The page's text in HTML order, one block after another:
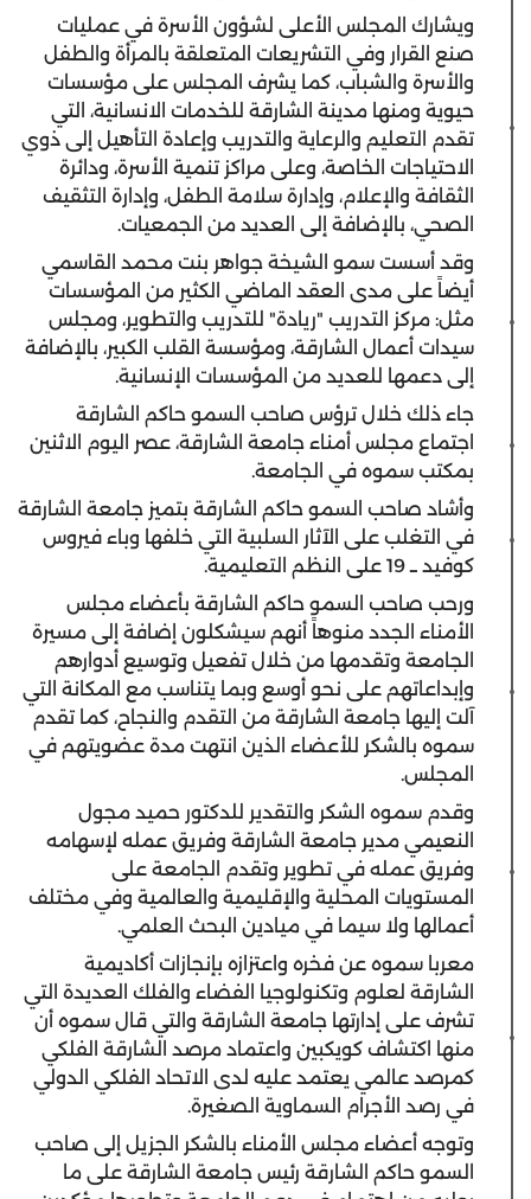
ويشارك المجلس الأعلى لشؤون الأسرة في عمليات
صنع القرار وفي التشريعات المتعلقة بالمرأة والطفل
والأسرة والشباب، كما يشرف المجلس على مؤسسات
حيوية ومنها مدينة الشارقة للخدمات الانسانية، التي
تقدم التعليم والرعاية والتدريب وإعادة التأهيل إلى ذوي
الاحتياجات الخاصة، وعلى مراكز تنمية الأسرة، ودائرة
الثقافة والإعلام، وإدارة سلامة الطفل، وإدارة التثقيف
الصحي، بالإضافة إلى العديد من الجمعيات.
وقد أسست سمو الشيخة جواهر بنت محمد القاسمي
أيضاً على مدى العقد الماضي الكثير من المؤسسات
مثل: مركز التدريب "ريادة" للتدريب والتطوير، ومجلس
سيدات أعمال الشارقة، ومؤسسة القلب الكبير، بالإضافة
إلى دعمها للعديد من المؤسسات الإنسانية.
جاء ذلك خلال ترؤس صاحب السمو حاكم الشارقة
اجتماع مجلس أمناء جامعة الشارقة، عصر اليوم الاثنين
بمكتب سموه في الجامعة.
وأشاد صاحب السمو حاكم الشارقة بتميز جامعة الشارقة
في التغلب على الآثار السلبية التي خلفها وباء فيروس
كوفيد ــ 19 على النظم التعليمية.
ورحب صاحب السمو حاكم الشارقة بأعضاء مجلس
الأمناء الجدد منوهاً أنهم سيشكلون إضافة إلى مسيرة
الجامعة وتقدمها من خلال تفعيل وتوسيع أدوارهم
وإبداعاتهم على نحو أوسع وبما يتناسب مع المكانة التي
آلت إليها جامعة الشارقة من التقدم والنجاح، كما تقدم
سموه بالشكر للأعضاء الذين انتهت مدة عضويتهم في
المجلس.
وقدم سموه الشكر والتقدير للدكتور حميد مجول
النعيمي مدير جامعة الشارقة وفريق عمله لإسهامه
وفريق عمله في تطوير وتقدم الجامعة على
المستويات المحلية والإقليمية والعالمية وفي مختلف
أعمالها ولا سيما في ميادين البحث العلمي.
معربا سموه عن فخره واعتزازه بإنجازات أكاديمية
الشارقة لعلوم وتكنولوجيا الفضاء والفلك العديدة التي
تشرف على إدارتها جامعة الشارقة والتي قال سموه أن
منها اكتشاف كويكبين واعتماد مرصد الشارقة الفلكي
كمرصد عالمي يعتمد عليه لدى الاتحاد الفلكي الدولي
في رصد الأجرام السماوية الصغيرة.
وتوجه أعضاء مجلس الأمناء بالشكر الجزيل إلى صاحب
السمو حاكم الشارقة رئيس جامعة الشارقة على ما